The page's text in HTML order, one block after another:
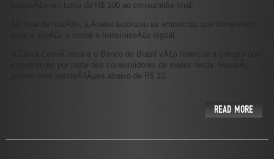
custarÃ£o em torno de R$ 100 ao consumidor final.
No final de marÃ§o, a Anatel autorizou as emissoras que transmitem
para a regiÃ£o a iniciar a transmissÃ£o digital.
a Caixa EconÃ´mica e o Banco do Brasil vÃ£o financiar a compra dos
conversores por parte dos consumidores de menor renda. HaverÃ¡
planos com prestaÃ§Ãµes abaixo de R$ 10.
READ MORE